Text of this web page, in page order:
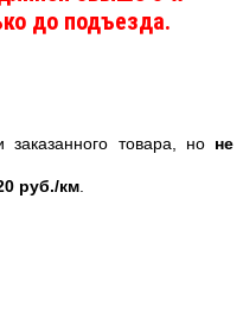
до подъезда.
товара, но не
руб./км